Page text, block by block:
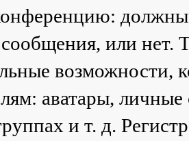
должны
или нет.
возможности,
аватары,
и т. д.